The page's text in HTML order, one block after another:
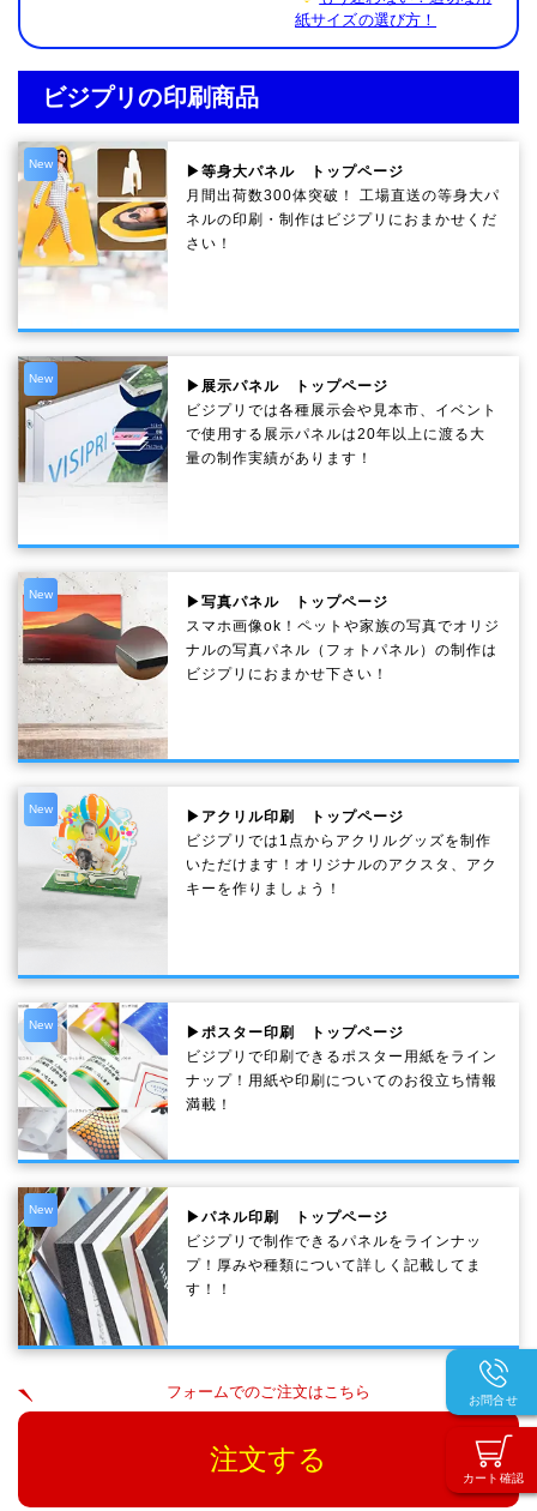
カート確認
お問合せ
紙サイズの選び方！
ビジプリの印刷商品
New
▶等身大パネル トップページ
月間出荷数300体突破！ 工場直送の等身大パ
ネルの印刷・制作は ビジプリ におまかせくだ
さい！
New
▶展示パネル トップページ
ビジプリでは各種展示会や見本市、イベント
で使用する展示パネルは20年以上に渡る大
量の制作実績があります！
New
▶写真パネル トップページ
スマホ画像ok！ペットや家族の写真でオリジ
ナルの写真パネル（フォトパネル）の制作は
ビジプリにおまかせ下さい！
New
▶アクリル印刷 トップページ
ビジプリでは1点からアクリルグッズを制作
いただけます！オリジナルのアクスタ、アク
キーを作りましょう！
New
▶ポスター印刷 トップページ
ビジプリで印刷できるポスター用紙をライン
ナップ！用紙や印刷についてのお役立ち情報
満載！
New
▶パネル印刷 トップページ
ビジプリで制作できるパネルをラインナッ
プ！厚みや種類について詳しく記載してま
す！！
フォームでのご注文はこちら
注文する